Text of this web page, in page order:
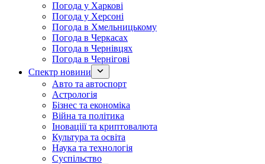
Погода у Харкові
Погода у Херсоні
Погода в Хмельницькому
Погода в Черкасах
Погода в Чернівцях
Погода в Чернігові
Спектр новини
Авто та автоспорт
Астрологія
Бізнес та економіка
Війна та політика
Іноваціії та криптовалюта
Культура та освіта
Наука та технологія
Суспільство